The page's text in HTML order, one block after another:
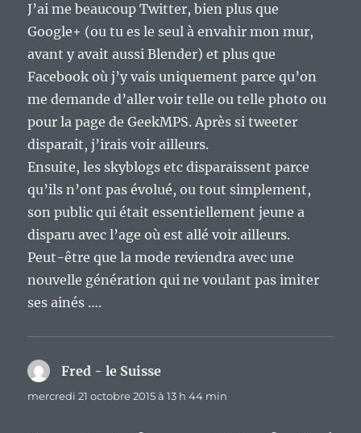
J’ai me beaucoup Twitter, bien plus que
Google+ (ou tu es le seul à envahir mon mur,
avant y avait aussi Blender) et plus que
Facebook où j’y vais uniquement parce qu’on
me demande d’aller voir telle ou telle photo ou
pour la page de GeekMPS. Après si tweeter
disparait, j’irais voir ailleurs.
Ensuite, les skyblogs etc disparaissent parce
qu’ils n’ont pas évolué, ou tout simplement,
son public qui était essentiellement jeune a
disparu avec l’age où est allé voir ailleurs.
Peut-être que la mode reviendra avec une
nouvelle génération qui ne voulant pas imiter
ses ainés ….
Fred - le Suisse
mercredi 21 octobre 2015 à 13 h 44 min